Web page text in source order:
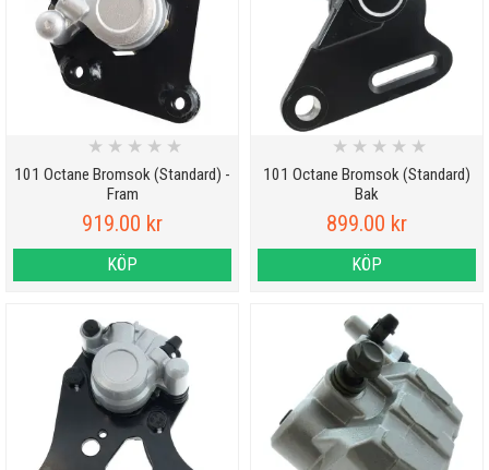
101 Octane Bromsok (Standard) -
Fram
★ ★ ★ ★ ★
919.00 kr
KÖP
101 Octane Bromsok (Standard)
Bak
★ ★ ★ ★ ★
899.00 kr
KÖP